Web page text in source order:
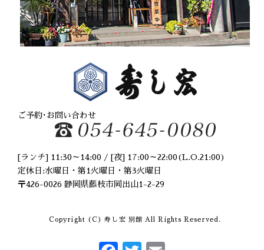
2020年5月 (1)
2020年4月(3)
2020年2月(1)
2020年1月(1)
2019年10月
(1)
2019年9月
(2)
2019年8月
2019年5月(1)
2019年2月(1)
2019年1月(2)
2018年11月
(3)
2018年6月 (1)
2018年2月
(1)
ご予約･お問い合わせ
[ランチ] 11:30～14:00 / [夜] 17:00～22:00(L.O.21:00)
定休日:水曜日・第1火曜日・第3火曜日
〒426-0026 静岡県藤枝市岡出山1-2-29
Copyright (C) 寿し宏 別館 All Rights Reserved.